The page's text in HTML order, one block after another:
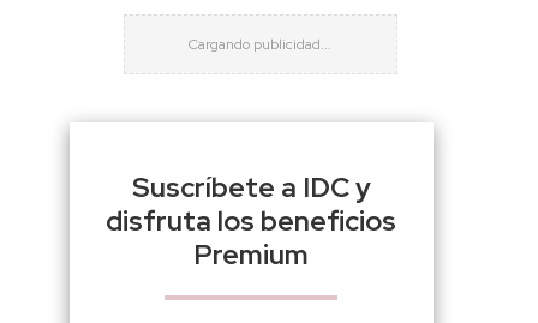
Suscríbete a IDC y
disfruta los beneficios
Premium